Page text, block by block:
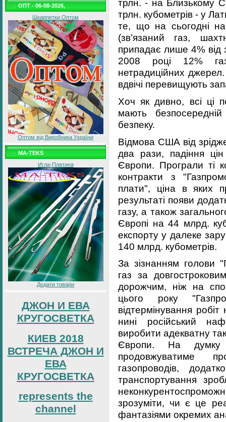
ОПТ - 06-08-2026,
Шкарпетки Оптом
Оптом від Виробника України
MA-TEKS
Игла-Платина
Додати товари
ДЖОН И ЕВА
КРУГОСВЕТКА
КИЕВ 2018
ВСТРЕЧА ДЖОН И
ЕВА
КРУГОСВЕТКА
represents the
channel
трлн. - на Близькому
трлн. кубометрів - у
те, що на сьогодні
(зв’язаний газ,
припадає лише 4% від
2008 році 12%
нетрадиційних
вдвічі перевищують
Хоч як дивно, всі ці
мають
безпеку.
Відмова США від
два рази, падіння
Європи. Програли ті
контракти з
плати", ціна в яких
результаті появи
газу, а також
Європі на 44 млрд.
експорту у далеке
140 млрд. кубометрів.
За зізнанням голови
газ за
дорожчим, ніж на
цього року
відтермінування
нині російський
виробити адекватну
Європи. На думку
продовжуватиме
газопроводів,
транспортування
зрозуміти, чи є це
фантазіями окремих